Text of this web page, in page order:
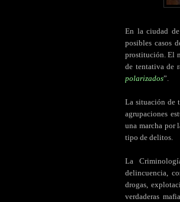
En la ciudad de
posibles casos
prostitución. El
de tentativa de
polarizados”.
La situación de
agrupaciones
una marcha por
tipo de delitos.
La
delincuencia,
drogas,
verdaderas